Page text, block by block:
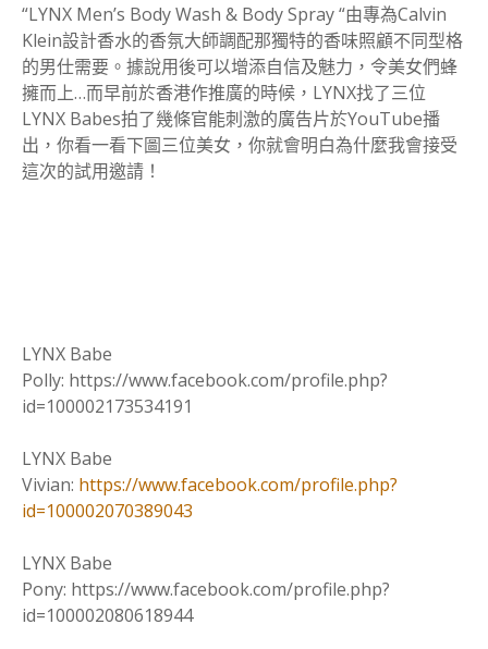
“LYNX Men’s Body Wash & Body Spray “由專為Calvin
Klein設計香水的香氛大師調配那獨特的香味照顧不同型格
的男仕需要。據說用後可以增添自信及魅力，令美女們蜂
擁而上…而早前於香港作推廣的時候，LYNX找了三位
LYNX Babes拍了幾條官能刺激的廣告片於YouTube播
出，你看一看下圖三位美女，你就會明白為什麼我會接受
這次的試用邀請！
LYNX Babe
Polly: https://www.facebook.com/profile.php?
id=100002173534191
LYNX Babe
Vivian: https://www.facebook.com/profile.php?
id=100002070389043
LYNX Babe
Pony: https://www.facebook.com/profile.php?
id=100002080618944